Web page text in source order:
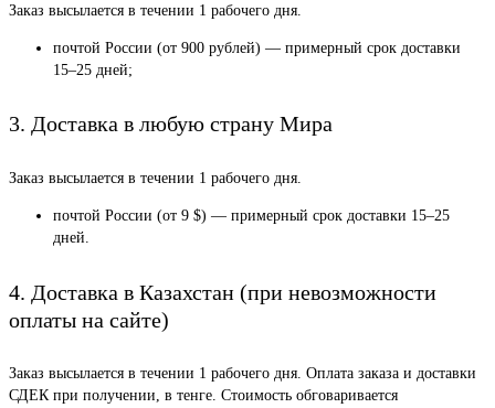
Заказ высылается в течении 1 рабочего дня.
почтой России (от 900 рублей) — примерный срок доставки
15–25 дней;
3. Доставка в любую страну Мира
Заказ высылается в течении 1 рабочего дня.
почтой России (от 9 $) — примерный срок доставки 15–25
дней.
4. Доставка в Казахстан (при невозможности
оплаты на сайте)
Заказ высылается в течении 1 рабочего дня. Оплата заказа и доставки
СДЕК при получении, в тенге. Стоимость обговаривается